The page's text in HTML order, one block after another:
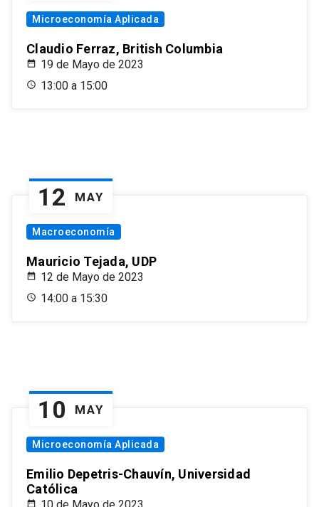
Microeconomía Aplicada
Claudio Ferraz, British Columbia
19 de Mayo de 2023
13:00 a 15:00
12 MAY
Macroeconomía
Mauricio Tejada, UDP
12 de Mayo de 2023
14:00 a 15:30
10 MAY
Microeconomía Aplicada
Emilio Depetris-Chauvín, Universidad
Católica